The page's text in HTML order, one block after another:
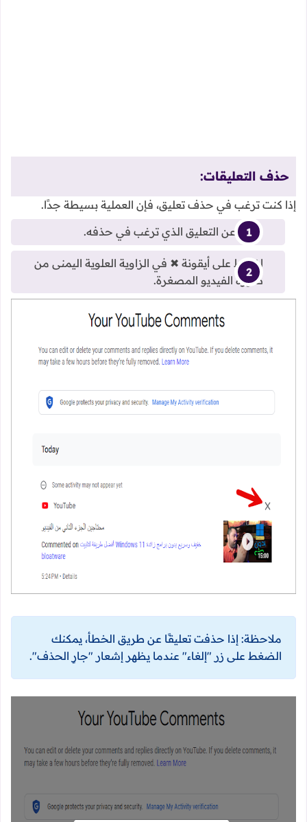
حذف التعليقات:
إذا كنت ترغب في حذف تعليق، فإن العملية بسيطة جدًا.
ابحث عن التعليق الذي ترغب في حذفه.
اضغط على أيقونة ✖ في الزاوية العلوية اليمنى من
صورة الفيديو المصغرة.
ملاحظة: إذا حذفت تعليقًا عن طريق الخطأ، يمكنك
الضغط على زر "إلغاء" عندما يظهر إشعار "جارٍ الحذف".